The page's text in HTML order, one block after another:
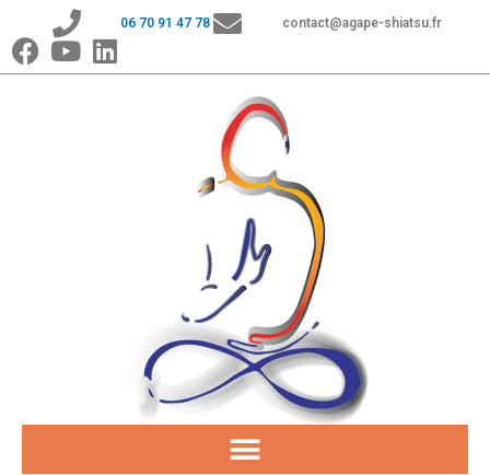
contenu
06 70 91 47 78 contact@agape-shiatsu.fr